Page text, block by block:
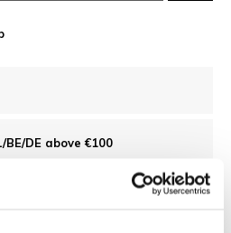
DE above €100